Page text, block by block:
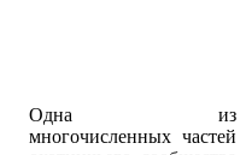
Одна из
многочисленных частей